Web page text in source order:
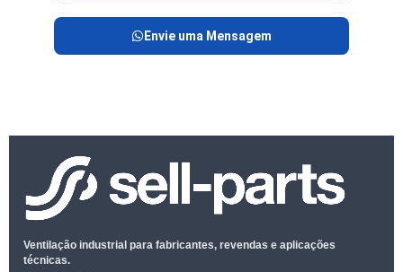
Envie uma Mensagem
Ventilação industrial para fabricantes, revendas e aplicações
técnicas.